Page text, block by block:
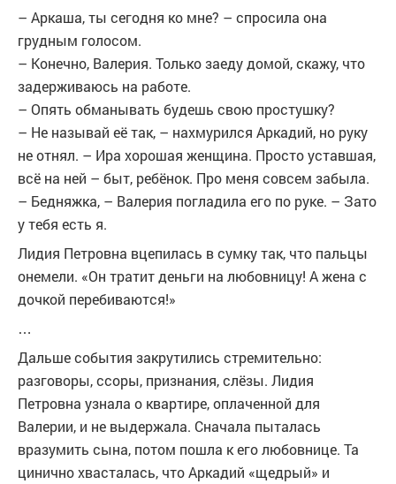
– Аркаша, ты сегодня ко мне? – спросила она
грудным голосом.
– Конечно, Валерия. Только заеду домой, скажу, что
задерживаюсь на работе.
– Опять обманывать будешь свою простушку?
– Не называй её так, – нахмурился Аркадий, но руку
не отнял. – Ира хорошая женщина. Просто уставшая,
всё на ней – быт, ребёнок. Про меня совсем забыла.
– Бедняжка, – Валерия погладила его по руке. – Зато
у тебя есть я.
Лидия Петровна вцепилась в сумку так, что пальцы
онемели. «Он тратит деньги на любовницу! А жена с
дочкой перебиваются!»
…
Дальше события закрутились стремительно:
разговоры, ссоры, признания, слёзы. Лидия
Петровна узнала о квартире, оплаченной для
Валерии, и не выдержала. Сначала пыталась
вразумить сына, потом пошла к его любовнице. Та
цинично хвасталась, что Аркадий «щедрый» и